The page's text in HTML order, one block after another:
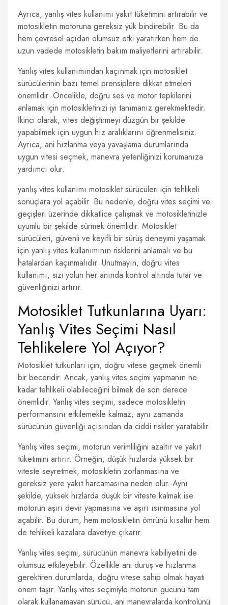
Ayrıca, yanlış vites kullanımı yakıt tüketimini artırabilir ve
motosikletin motoruna gereksiz yük bindirebilir. Bu da
hem çevresel açıdan olumsuz etki yaratırken hem de
uzun vadede motosikletin bakım maliyetlerini artırabilir.
Yanlış vites kullanımından kaçınmak için motosiklet
sürücülerinin bazı temel prensiplere dikkat etmeleri
önemlidir. Öncelikle, doğru ses ve motor tepkilerini
anlamak için motosikletinizi iyi tanımanız gerekmektedir.
İkinci olarak, vites değiştirmeyi düzgün bir şekilde
yapabilmek için uygun hız aralıklarını öğrenmelisiniz.
Ayrıca, ani hızlanma veya yavaşlama durumlarında
uygun vitesi seçmek, manevra yetenliğinizi korumanıza
yardımcı olur.
yanlış vites kullanımı motosiklet sürücüleri için tehlikeli
sonuçlara yol açabilir. Bu nedenle, doğru vites seçimi ve
geçişleri üzerinde dikkatlice çalışmak ve motosikletinizle
uyumlu bir şekilde sürmek önemlidir. Motosiklet
sürücüleri, güvenli ve keyifli bir sürüş deneyimi yaşamak
için yanlış vites kullanımının risklerini anlamalı ve bu
hatalardan kaçınmalıdır. Unutmayın, doğru vites
kullanımı, sizi yolun her anında kontrol altında tutar ve
güvenliğinizi artırır.
Motosiklet Tutkunlarına Uyarı:
Yanlış Vites Seçimi Nasıl
Tehlikelere Yol Açıyor?
Motosiklet tutkunları için, doğru vitese geçmek önemli
bir beceridir. Ancak, yanlış vites seçimi yapmanın ne
kadar tehlikeli olabileceğini bilmek de son derece
önemlidir. Yanlış vites seçimi, sadece motosikletin
performansını etkilemekle kalmaz, aynı zamanda
sürücünün güvenliği açısından da ciddi riskler yaratabilir.
Yanlış vites seçimi, motorun verimliliğini azaltır ve yakıt
tüketimini artırır. Örneğin, düşük hızlarda yüksek bir
viteste seyretmek, motosikletin zorlanmasına ve
gereksiz yere yakıt harcamasına neden olur. Aynı
şekilde, yüksek hızlarda düşük bir viteste kalmak ise
motorun aşırı devir yapmasına ve aşırı ısınmasına yol
açabilir. Bu durum, hem motosikletin ömrünü kısaltır hem
de tehlikeli kazalara davetiye çıkarır.
Yanlış vites seçimi, sürücünün manevra kabiliyetini de
olumsuz etkileyebilir. Özellikle ani duruş ve hızlanma
gerektiren durumlarda, doğru vitese sahip olmak hayati
önem taşır. Yanlış vites seçimiyle motorun gücünü tam
olarak kullanamayan sürücü, ani manevralarda kontrolünü